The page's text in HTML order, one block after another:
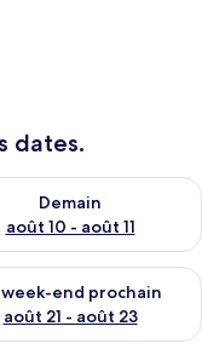
dates.
- août 10
Demain
août 10 - août 11
la disponibilité pour
août 14 - août 16
week-end prochain
août 21 - août 23
la disponibilité pour